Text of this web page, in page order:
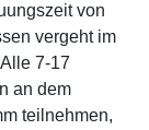
von
vergeht im
7-17
an dem
teilnehmen,